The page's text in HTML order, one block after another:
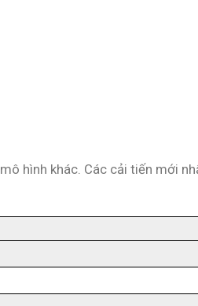
hình khác. Các cải tiến mới